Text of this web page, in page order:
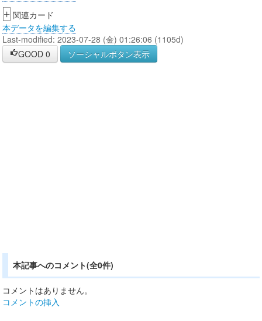
+ 関連カード
本データを編集する
Last-modified: 2023-07-28 (金) 01:26:06 (1105d)
GOOD 0 ソーシャルボタン表示
本記事へのコメント(全0件)
コメントはありません。
コメントの挿入